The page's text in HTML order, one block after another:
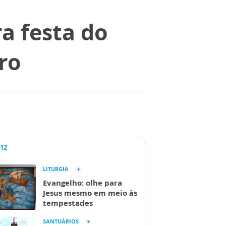
festa do
LITURGIA
Evangelho: olhe para
Jesus mesmo em meio às
tempestades
SANTUÁRIOS